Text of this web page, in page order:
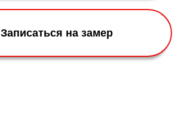
Записаться на замер